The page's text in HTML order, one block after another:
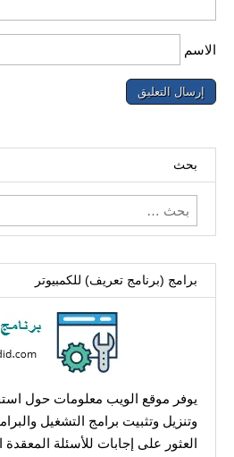
الاسم
بحث
البحث
عن:
برامج (برنامج تعريف) للكمبيوتر
يوفر موقع الويب معلومات حول
وتنزيل وتثبيت برامج التشغيل
العثور على إجابات للأسئلة